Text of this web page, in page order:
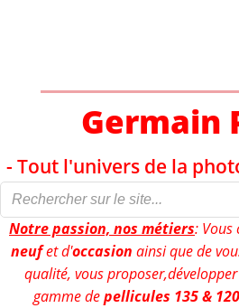
Germain
- Tout l'univers de la
Notre passion, nos métiers: Vous
neufet d'occasion ainsi que de
qualité, vous
gamme depellicules 135 & 120